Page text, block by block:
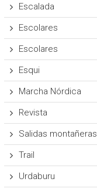
Escalada
Escolares
Escolares
Esqui
Marcha Nórdica
Revista
Salidas montañeras
Trail
Urdaburu